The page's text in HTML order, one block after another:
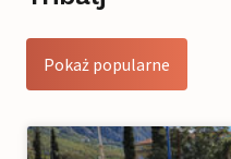
Pokaż popularne